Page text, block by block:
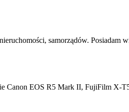
samorządów.
Canon EOS R5 Mark II, FujiFilm X-